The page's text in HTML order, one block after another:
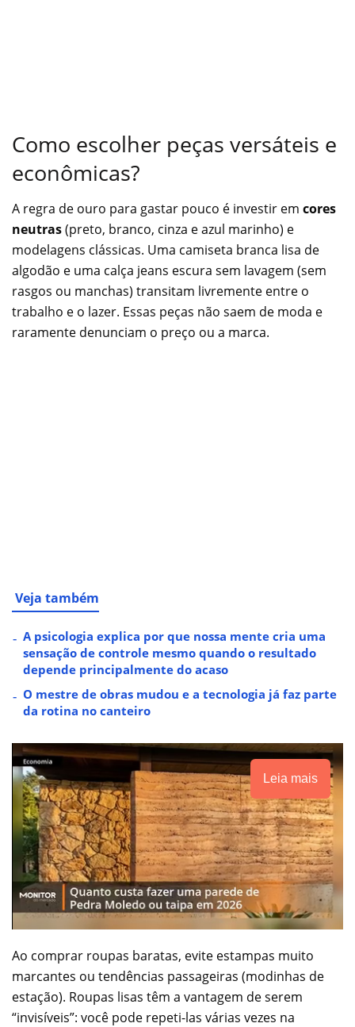
Como escolher peças versáteis e
econômicas?
A regra de ouro para gastar pouco é investir em cores
neutras(preto, branco, cinza e azul marinho) e
modelagens clássicas. Uma camiseta branca lisa de
algodão e uma calça jeans escura sem lavagem (sem
rasgos ou manchas) transitam livremente entre o
trabalho e o lazer. Essas peças não saem de moda e
raramente denunciam o preço ou a marca.
Veja também
A psicologia explica por que nossa mente cria uma
sensação de controle mesmo quando o resultado
depende principalmente do acaso
O mestre de obras mudou e a tecnologia já faz parte
da rotina no canteiro
Leia mais
Ao comprar roupas baratas, evite estampas muito
marcantes ou tendências passageiras (modinhas de
estação). Roupas lisas têm a vantagem de serem
“invisíveis”: você pode repeti-las várias vezes na